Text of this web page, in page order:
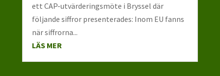
ett CAP-utvärderingsmöte i Bryssel där
följande siffror presenterades: Inom EU fanns
när siffrorna...
LÄS MER